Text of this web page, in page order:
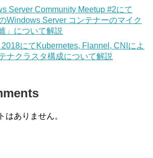
Server Community Meetup #2にて
Windows Server コンテナーのマイク
」について解説
2018にてKubernetes, Flannel, CNIによ
ナクラスタ構成について解説
はありません。